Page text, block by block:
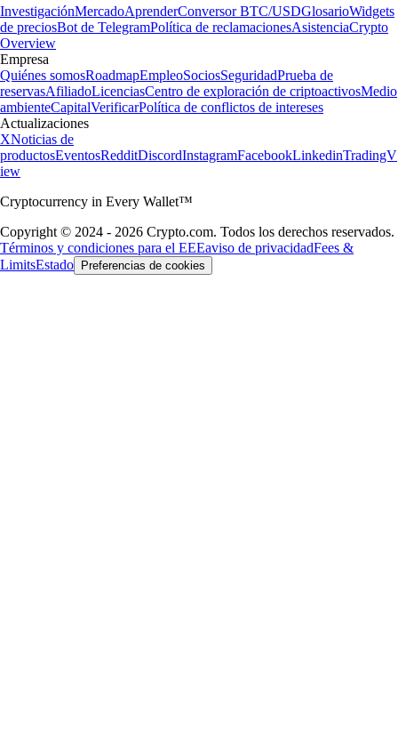
InvestigaciónMercadoAprenderConversor BTC/USDGlosarioWidgets
de preciosBot de TelegramPolítica de reclamacionesAsistenciaCrypto
Overview
Empresa
Quiénes somosRoadmapEmpleoSociosSeguridadPrueba de
reservasAfiliadoLicenciasCentro de exploración de criptoactivosMedio
ambienteCapitalVerificarPolítica de conflictos de intereses
Actualizaciones
XNoticias de
productosEventosRedditDiscordInstagramFacebookLinkedinTradingV
iew
Cryptocurrency in Every Wallet™
Copyright © 2024 - 2026 Crypto.com. Todos los derechos reservados.
Términos y condiciones para el EEEaviso de privacidadFees &
LimitsEstado Preferencias de cookies